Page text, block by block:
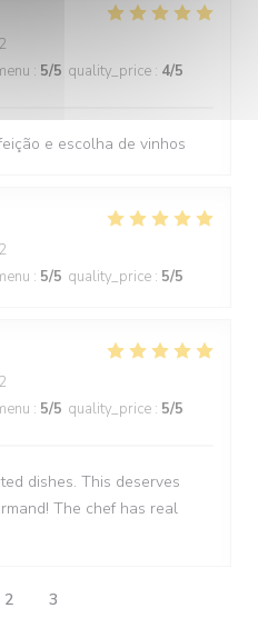
: 5/5 quality_price : 4/5
e escolha de vinhos
: 5/5 quality_price : 5/5
: 5/5 quality_price : 5/5
dishes. This deserves
The chef has real
2 3